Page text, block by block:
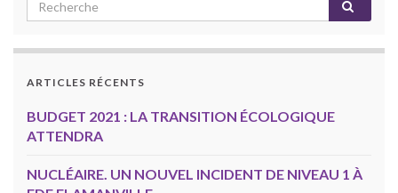
ARTICLES RÉCENTS
BUDGET 2021 : LA TRANSITION ÉCOLOGIQUE
ATTENDRA
NUCLÉAIRE. UN NOUVEL INCIDENT DE NIVEAU 1 À